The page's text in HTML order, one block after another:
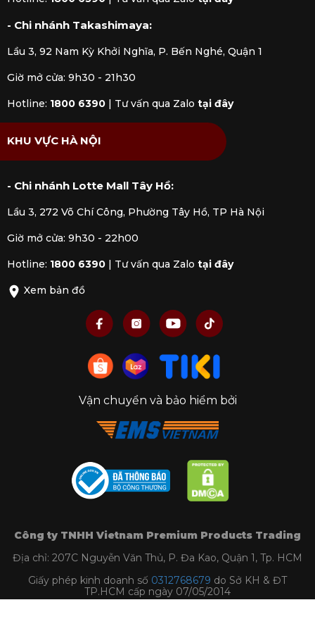
- Chi nhánh Takashimaya:
Lầu 3, 92 Nam Kỳ Khởi Nghĩa, P. Bến Nghé, Quận 1
Giờ mở cửa: 9h30 - 21h30
Hotline: 1800 6390 Tư vấn qua Zalo tại đây
KHU VỰC HÀ NỘI
- Chi nhánh Lotte Mall Tây Hồ:
Lầu 3, 272 Võ Chí Công, Phường Tây Hồ, TP Hà Nội
Giờ mở cửa: 9h30 - 22h00
Hotline: 1800 6390 Tư vấn qua Zalo tại đây
Xem bản đồ
Vận chuyển và bảo hiểm bởi
Công ty TNHH Vietnam Premium Products Trading
Địa chỉ: 207C Nguyễn Văn Thủ, P. Đa Kao, Quận 1, Tp. HCM
Giấy phép kinh doanh số 0312768679 do Sở KH & ĐT
TP.HCM cấp ngày 07/05/2014